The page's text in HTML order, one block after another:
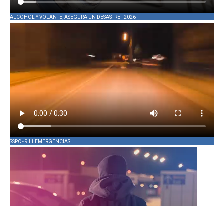
ALCOHOL Y VOLANTE, ASEGURA UN DESASTRE - 2026
SSPC - 911 EMERGENCIAS